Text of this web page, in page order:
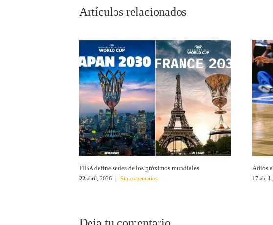
Artículos relacionados
FIBA define sedes de los próximos mundiales
22 abril, 2026 | Sin comentarios
Adiós
17 abril,
Deja tu comentario